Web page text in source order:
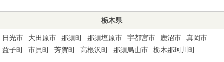
栃木県
日光市 大田原市 那須町 那須塩原市 宇都宮市 鹿沼市
真岡市
益子町
市貝町 芳賀町 高根沢町 那須烏山市 栃木那珂川町